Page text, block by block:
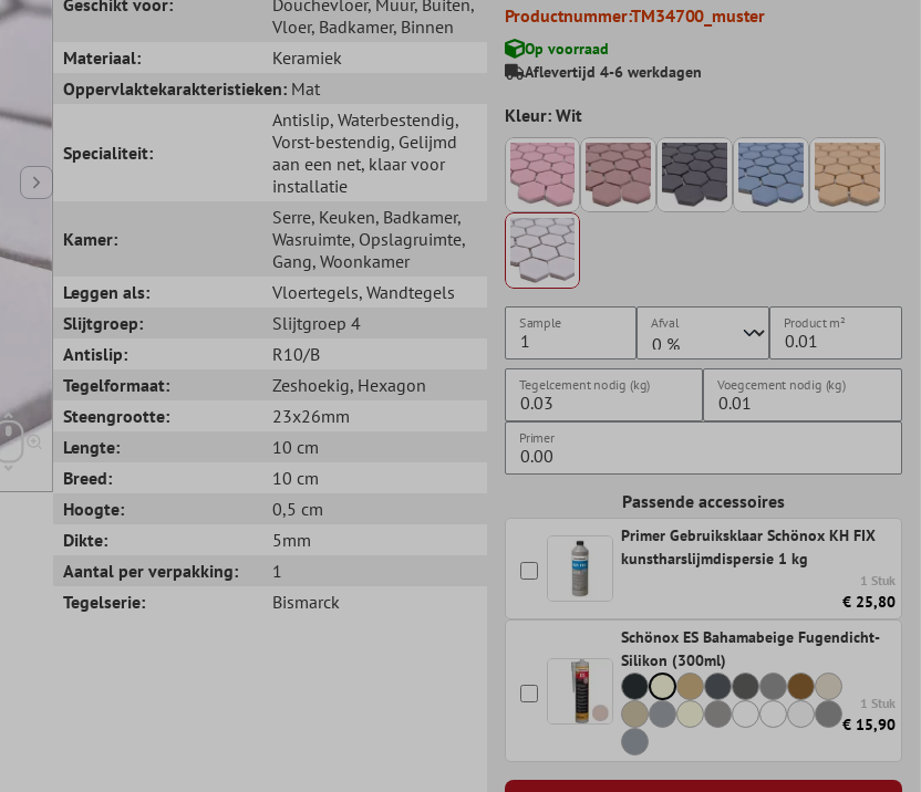
Vloer, Badkamer, Binnen
Materiaal:
Keramiek
Oppervlaktekarakteristieken: Mat
Specialiteit:
Antislip, Waterbestendig,
Vorst-bestendig, Gelijmd
aan een net, klaar voor
installatie
Kamer:
Serre, Keuken, Badkamer,
Wasruimte, Opslagruimte,
Gang, Woonkamer
Leggen als:
Vloertegels, Wandtegels
Slijtgroep:
Slijtgroep 4
Antislip:
R10/B
Tegelformaat:
Zeshoekig, Hexagon
Steengrootte:
23x26mm
Lengte:
10 cm
Breed:
10 cm
Hoogte:
0,5 cm
Dikte:
5mm
Aantal per verpakking:
1
Tegelserie:
Bismarck
Productnummer:TM34700_muster
Op voorraad
Aflevertijd 4-6 werkdagen
Kleur: Wit
Sample Afval Productm²
Tegelcement nodig (kg) Voegcement nodig (kg)
Primer
Passende accessoires
Primer Gebruiksklaar Schönox KH FIX
kunstharslijmdispersie 1 kg
1 Stuk
€ 25,80
Schönox ES Bahamabeige Fugendicht-
Silikon (300ml)
1 Stuk
€ 15,90